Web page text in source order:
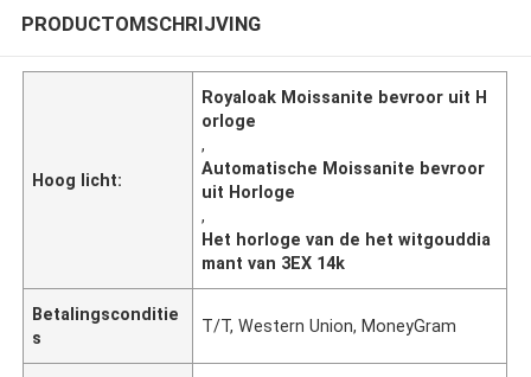
PRODUCTOMSCHRIJVING
Hoog licht:
Royaloak Moissanite bevroor uit H
orloge
,
Automatische Moissanite bevroor
uit Horloge
,
Het horloge van de het witgouddia
mant van 3EX 14k
Betalingsconditie
s
T/T, Western Union, MoneyGram